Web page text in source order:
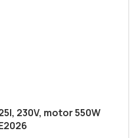
230V, motor 550W